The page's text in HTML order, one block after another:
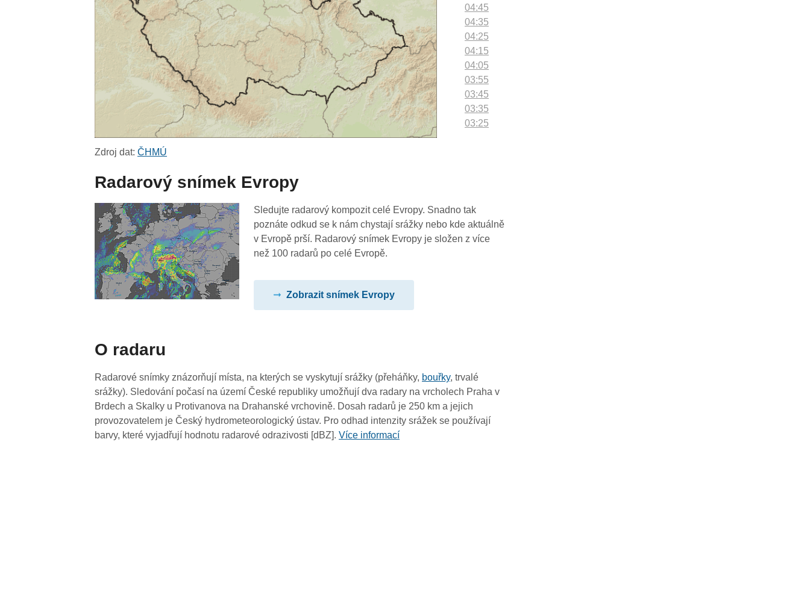
04:45
04:35
04:25
04:15
04:05
03:55
03:45
03:35
03:25
02:25
02:15
02:05
00:25
00:15
00:05
Zdroj dat:ČHMÚ
Radarový snímek Evropy
Sledujte radarový kompozit celé Evropy. Snadno tak
poznáte odkud se k nám chystají srážky nebo kde aktuálně
v Evropě prší. Radarový snímek Evropy je složen z více
než 100 radarů po celé Evropě.
Zobrazit snímek Evropy
O radaru
Radarové snímky znázorňují místa, na kterých se vyskytují srážky (přeháňky, bouřky, trvalé
srážky). Sledování počasí na území České republiky umožňují dva radary na vrcholech Praha v
Brdech a Skalky u Protivanova na Drahanské vrchovině. Dosah radarů je 250 km a jejich
provozovatelem je Český hydrometeorologický ústav. Pro odhad intenzity srážek se používají
barvy, které vyjadřují hodnotu radarové odrazivosti [dBZ].Více informací